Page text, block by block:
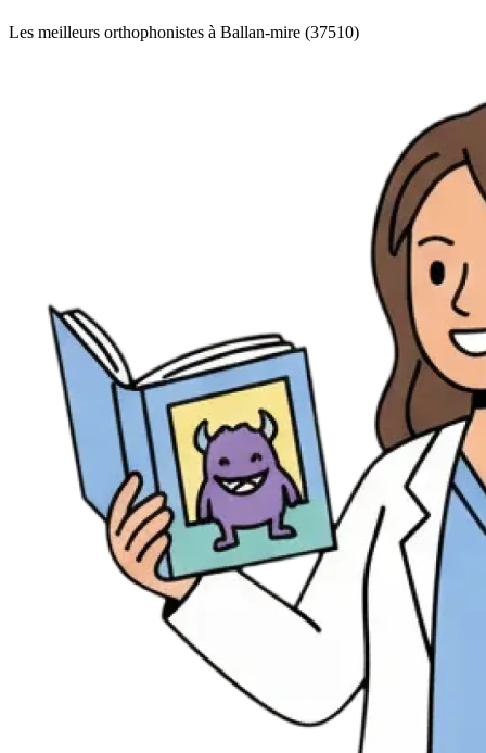
Les meilleurs orthophonistes à Ballan-mire (37510)